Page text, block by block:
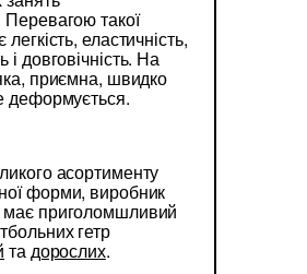
такої
легкість, еластичність,
і довговічність. На
приємна, швидко
деформується.
асортименту
форми, виробник
приголомшливий
гетр
тадорослих.